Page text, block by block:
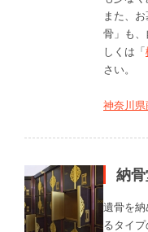
また、
骨」も
しくは「
さい。
神奈川
納骨
遺骨を
るタイ